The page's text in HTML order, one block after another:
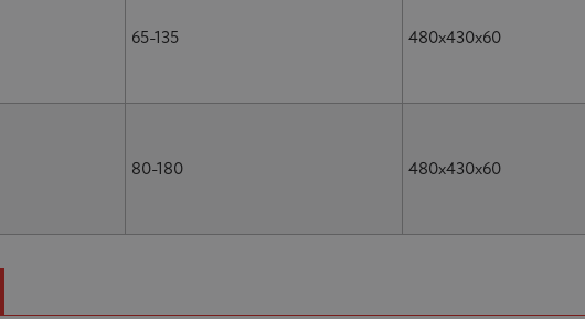
65-135 480x430x60
80-180 480x430x60